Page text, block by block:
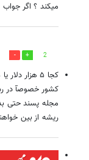
میکند ؟ اگر
2
کجا ۵ هزار
کشور خصوصآ در
مجله پسند حتی
ريشه از بین